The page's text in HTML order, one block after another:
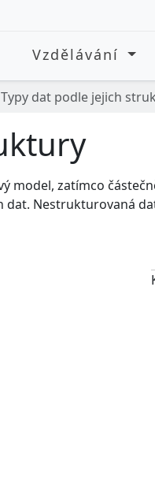
Vzdělávání
Typy dat podle jejich
model, zatímco
Nestrukturovaná